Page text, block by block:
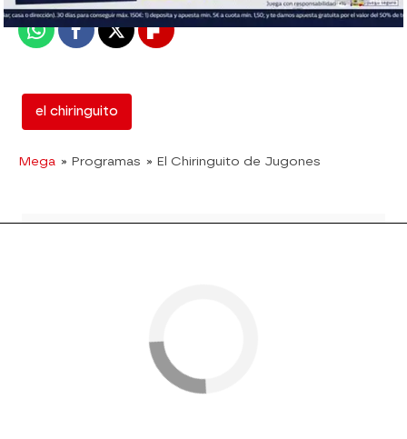
WhatsappFacebook
X Flipboard
el chiringuito
Mega » Programas » El Chiringuito de Jugones